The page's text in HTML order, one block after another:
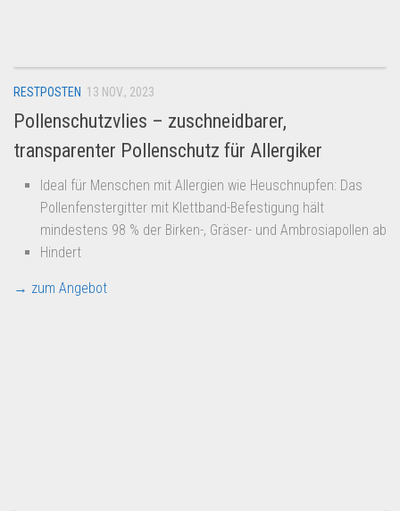
Amazon
Aldi
Lidl
Kostenlos verkaufen
Anmelden
Kostenlos Registrieren
Newsletter
RESTPOSTEN 13 NOV., 2023
Pollenschutzvlies – zuschneidbarer,
transparenter Pollenschutz für Allergiker
Ideal für Menschen mit Allergien wie Heuschnupfen: Das
Pollenfenstergitter mit Klettband-Befestigung hält
mindestens 98 % der Birken-, Gräser- und Ambrosiapollen ab
Hindert
→ zum Angebot